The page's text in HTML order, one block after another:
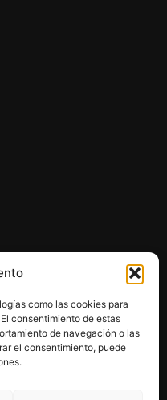
como las cookies para
consentimiento de estas
de navegación o las
el consentimiento, puede